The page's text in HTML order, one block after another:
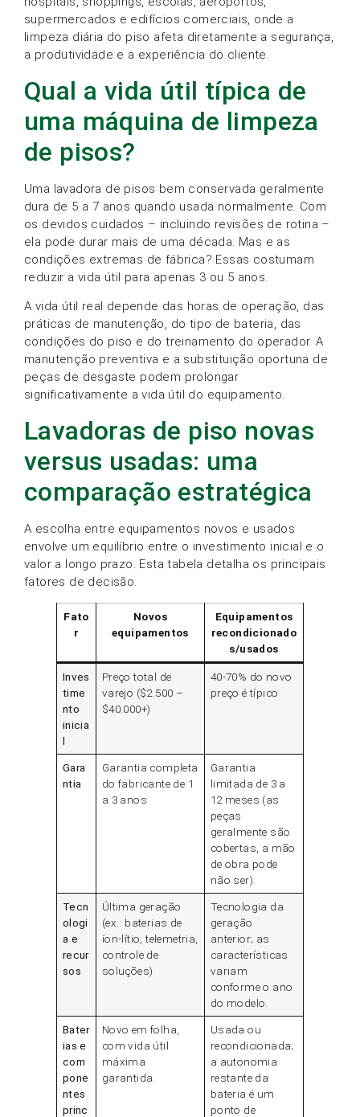
supermercados e edifícios comerciais, onde a
limpeza diária do piso afeta diretamente a segurança,
a produtividade e a experiência do cliente.
Qual a vida útil típica de
uma máquina de limpeza
de pisos?
Uma lavadora de pisos bem conservada geralmente
dura de 5 a 7 anos quando usada normalmente. Com
os devidos cuidados – incluindo revisões de rotina –
ela pode durar mais de uma década. Mas e as
condições extremas de fábrica? Essas costumam
reduzir a vida útil para apenas 3 ou 5 anos.
A vida útil real depende das horas de operação, das
práticas de manutenção, do tipo de bateria, das
condições do piso e do treinamento do operador. A
manutenção preventiva e a substituição oportuna de
peças de desgaste podem prolongar
significativamente a vida útil do equipamento.
Lavadoras de piso novas
versus usadas: uma
comparação estratégica
A escolha entre equipamentos novos e usados
envolve um equilíbrio entre o investimento inicial e o
valor a longo prazo. Esta tabela detalha os principais
fatores de decisão.
Fato
r
Novos
equipamentos
Equipamentos
recondicionado
s/usados
Inves
time
nto
inicia
l
Preço total de
varejo ($2.500 –
$40.000+)
40-70% do novo
preço é típico
Gara
ntia
Garantia completa
do fabricante de 1
a 3 anos
Garantia
limitada de 3 a
12 meses (as
peças
geralmente são
cobertas, a mão
de obra pode
não ser).
Tecn
ologi
a e
recur
sos
Última geração
(ex.: baterias de
íon-lítio, telemetria,
controle de
soluções)
Tecnologia da
geração
anterior; as
características
variam
conforme o ano
do modelo.
Bater
ias e
com
pone
ntes
princ
Novo em folha,
com vida útil
máxima
garantida.
Usada ou
recondicionada;
a autonomia
restante da
bateria é um
ponto de